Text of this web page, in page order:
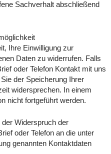
Sachverhalt abschließend
Ihre Einwilligung zur
Daten zu widerrufen. Falls
oder Telefon Kontakt mit uns
der Speicherung Ihrer
widersprechen. In einem
nicht fortgeführt werden.
der Widerspruch der
oder Telefon an die unter
genannten Kontaktdaten